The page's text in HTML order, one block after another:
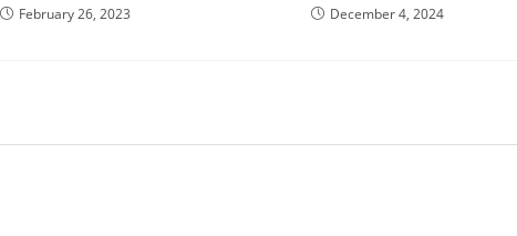
February 26, 2023 December 4, 2024